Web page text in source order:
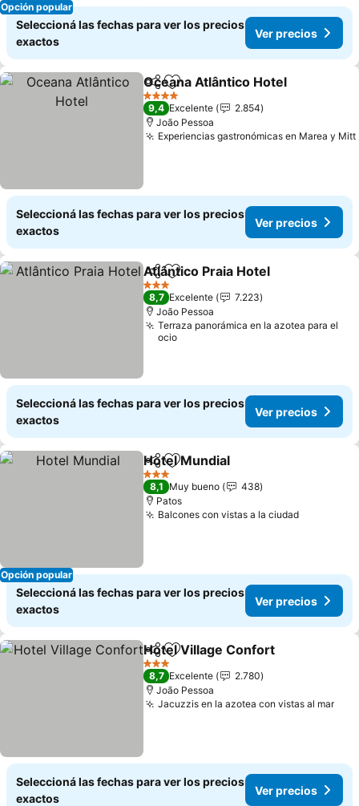
Opción popular
Seleccioná las fechas para ver los precios
exactos
Ver precios
CompartirAñadir a favoritos
Oceana Atlântico Hotel
4 Estrellas
9,4 Excelente
2.854
João Pessoa
Experiencias gastronómicas en Marea y Mitt
Seleccioná las fechas para ver los precios
exactos
Ver precios
CompartirAñadir a favoritos
Atlântico Praia Hotel
3 Estrellas
8,7 Excelente
7.223
João Pessoa
Terraza panorámica en la azotea para el
ocio
Seleccioná las fechas para ver los precios
exactos
Ver precios
Opción popular
CompartirAñadir a favoritos
Hotel Mundial
3 Estrellas
8,1 Muy bueno
438
Patos
Balcones con vistas a la ciudadVer
Seleccioná las fechas para ver los precios
exactos
Ver precios
CompartirAñadir a favoritos
Hotel Village Confort
3 Estrellas
8,7 Excelente
2.780
João Pessoa
Jacuzzis en la azotea con vistas al marVer
Seleccioná las fechas para ver los precios
exactos
Ver precios